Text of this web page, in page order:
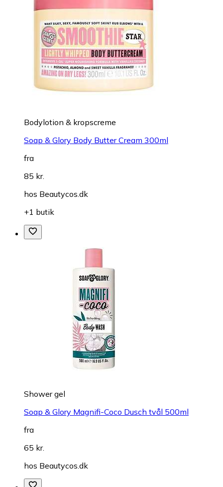
Bodylotion & kropscreme
Soap & Glory Body Butter Cream 300ml
fra
85 kr.
hos Beautycos.dk
+1 butik
Shower gel
Soap & Glory Magnifi-Coco Dusch tvål 500ml
fra
65 kr.
hos Beautycos.dk